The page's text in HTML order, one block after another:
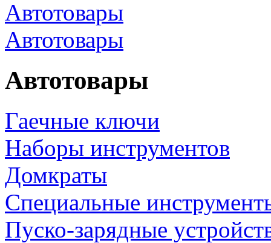
Автотовары
Автотовары
Гаечные ключи
Наборы инструментов
Домкраты
Специальные
Пуско-зарядные